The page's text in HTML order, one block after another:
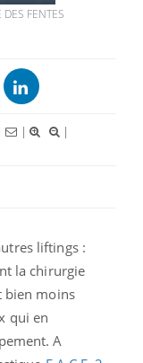
FENTES
| |
|
liftings :
la chirurgie
bien moins
qui en
A